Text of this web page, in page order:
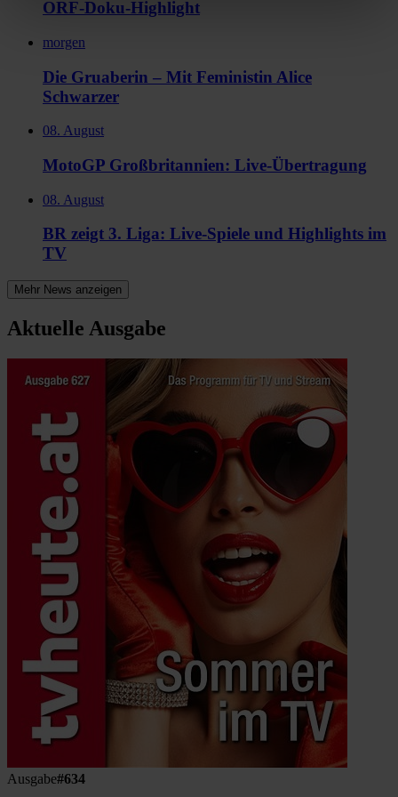
ORF-Doku-Highlight
morgen
Die Gruaberin – Mit Feministin Alice
Schwarzer
08. August
MotoGP Großbritannien: Live-Übertragung
08. August
BR zeigt 3. Liga: Live-Spiele und Highlights im
TV
Mehr News anzeigen
Aktuelle Ausgabe
Ausgabe#634